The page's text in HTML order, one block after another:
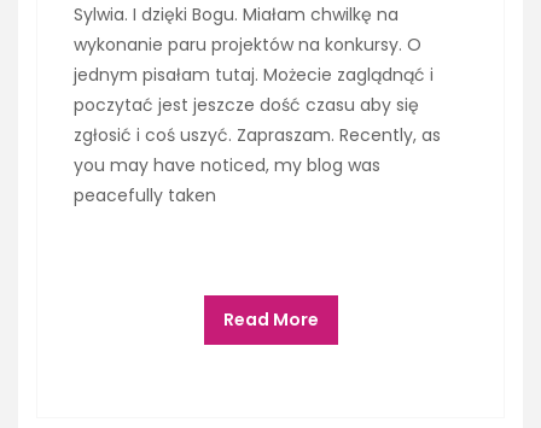
Sylwia. I dzięki Bogu. Miałam chwilkę na
wykonanie paru projektów na konkursy. O
jednym pisałam tutaj. Możecie zaglądnąć i
poczytać jest jeszcze dość czasu aby się
zgłosić i coś uszyć. Zapraszam. Recently, as
you may have noticed, my blog was
peacefully taken
Read More